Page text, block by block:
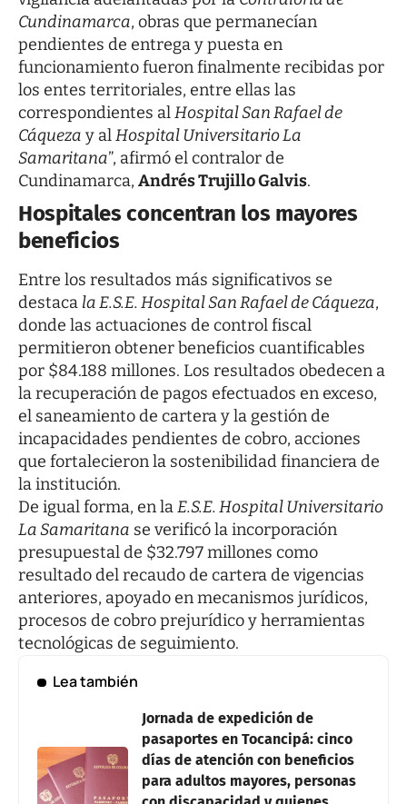
Cundinamarca, obras que permanecían
pendientes de entrega y puesta en
funcionamiento fueron finalmente recibidas por
los entes territoriales, entre ellas las
correspondientes alHospital San Rafael de
Cáqueza y alHospital Universitario La
Samaritana”, afirmó el contralor de
Cundinamarca, Andrés Trujillo Galvis.
Hospitales concentran los mayores
beneficios
Entre los resultados más significativos se
destaca la E.S.E. Hospital San Rafael de Cáqueza,
donde las actuaciones de control fiscal
permitieron obtener beneficios cuantificables
por $84.188 millones. Los resultados obedecen a
la recuperación de pagos efectuados en exceso,
el saneamiento de cartera y la gestión de
incapacidades pendientes de cobro, acciones
que fortalecieron la sostenibilidad financiera de
la institución.
De igual forma, en laE.S.E. Hospital Universitario
La Samaritana se verificó la incorporación
presupuestal de $32.797 millones como
resultado del recaudo de cartera de vigencias
anteriores, apoyado en mecanismos jurídicos,
procesos de cobro prejurídico y herramientas
tecnológicas de seguimiento.
Lea también
Jornada de expedición de
pasaportes en Tocancipá: cinco
días de atención con beneficios
para adultos mayores, personas